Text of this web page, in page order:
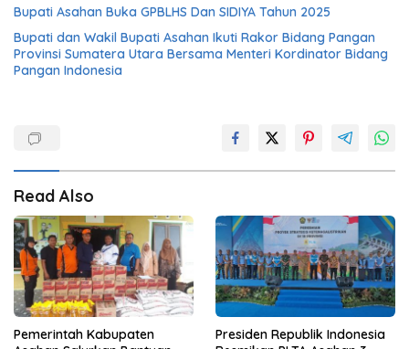
Bupati Asahan Buka GPBLHS Dan SIDIYA Tahun 2025
Bupati dan Wakil Bupati Asahan Ikuti Rakor Bidang Pangan
Provinsi Sumatera Utara Bersama Menteri Kordinator Bidang
Pangan Indonesia
Read Also
Pemerintah Kabupaten
Presiden Republik Indonesia